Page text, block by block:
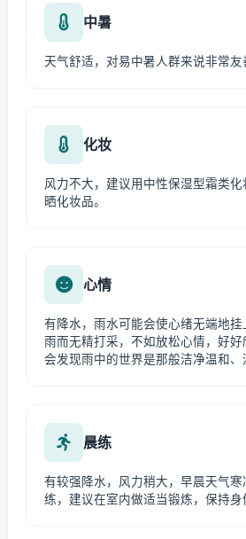
中暑
天气舒适，对易中暑人群来说非常友
化妆
风力不大，建议用中性保湿型霜类
晒化妆品。
心情
有降水，雨水可能会使心绪无端地
雨而无精打采，不如放松心情，好
会发现雨中的世界是那般洁净温和、
晨练
有较强降水，风力稍大，早晨天气
练，建议在室内做适当锻炼，保持身